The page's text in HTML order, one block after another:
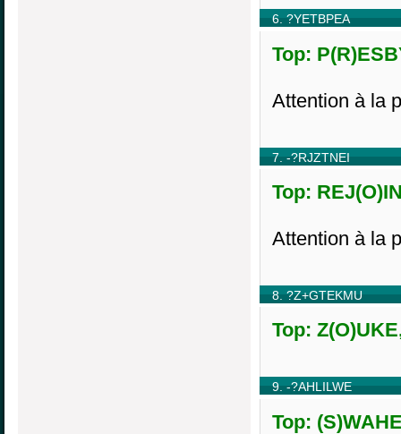
6. ?YETBPEA
Top:
Attention à la
7. -?RJZTNEI
Top:
Attention à la
8. ?Z+GTEKMU
Top:
9. -?AHLILWE
Top: